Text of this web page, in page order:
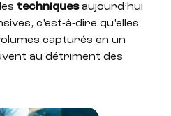
techniquesaujourd’hui
c’est-à-dire qu’elles
capturés en un
au détriment des